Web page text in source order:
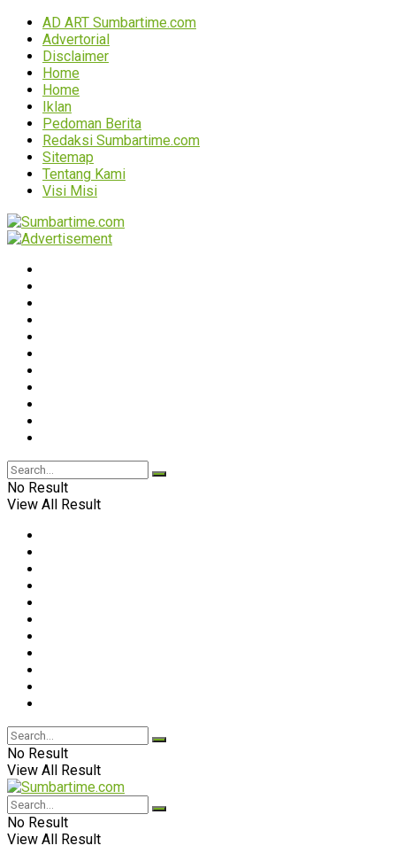
AD ART Sumbartime.com
Advertorial
Disclaimer
Home
Home
Iklan
Pedoman Berita
Redaksi Sumbartime.com
Sitemap
Tentang Kami
Visi Misi
No Result
View All Result
No Result
View All Result
No Result
View All Result